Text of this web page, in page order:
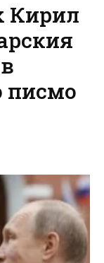
Кирил
писмо